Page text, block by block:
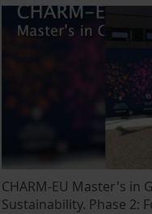
CHARM-EU Master's in
Sustainability. Phase 2: